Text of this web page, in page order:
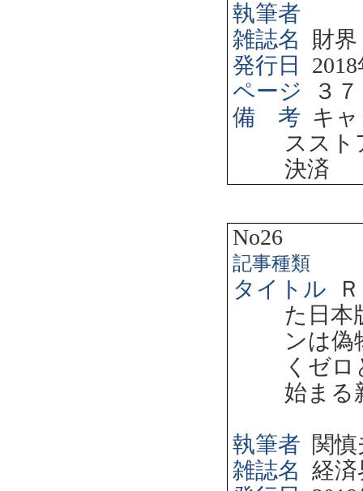
執筆者
雑誌名
財界
発行日
2018
ページ
３
備 考 キ
ススト
決済
No26
記事種類
タイトル
た日
ンは偽
くゼ
始まる
執筆者 関慎
雑誌名 経済